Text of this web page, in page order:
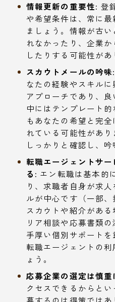
情報更新の重要性: 登
や希望条件は、常に
ましょう。情報が古
れなかったり、企業
したりする可能性があ
スカウトメールの吟味:
なたの経験やスキル
アプローチであり、良
中にはテンプレート
もあなたの希望と完
れている可能性があ
しっかりと確認し、
転職エージェントサ
る: エン転職は基本的
り、求職者自身が求
ルが中心です（一部
スカウトや紹介があ
リア相談や応募書類
手厚い個別サポートを
転職エージェントの
ょう。
応募企業の選定は慎重
クセスできるからと